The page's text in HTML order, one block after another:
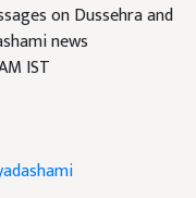
on Dussehra and
news
IST